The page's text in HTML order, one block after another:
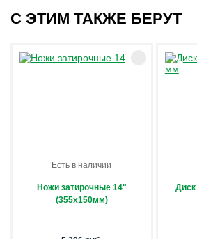
С ЭТИМ ТАКЖЕ БЕРУТ
Есть в наличии
Ножи затирочные 14"
(355х150мм)